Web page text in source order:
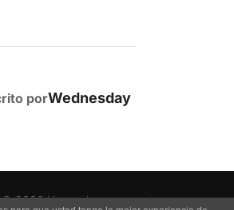
DE LA PUBLICACIÓN
porWednesday
2026 Uno es lo que muestra